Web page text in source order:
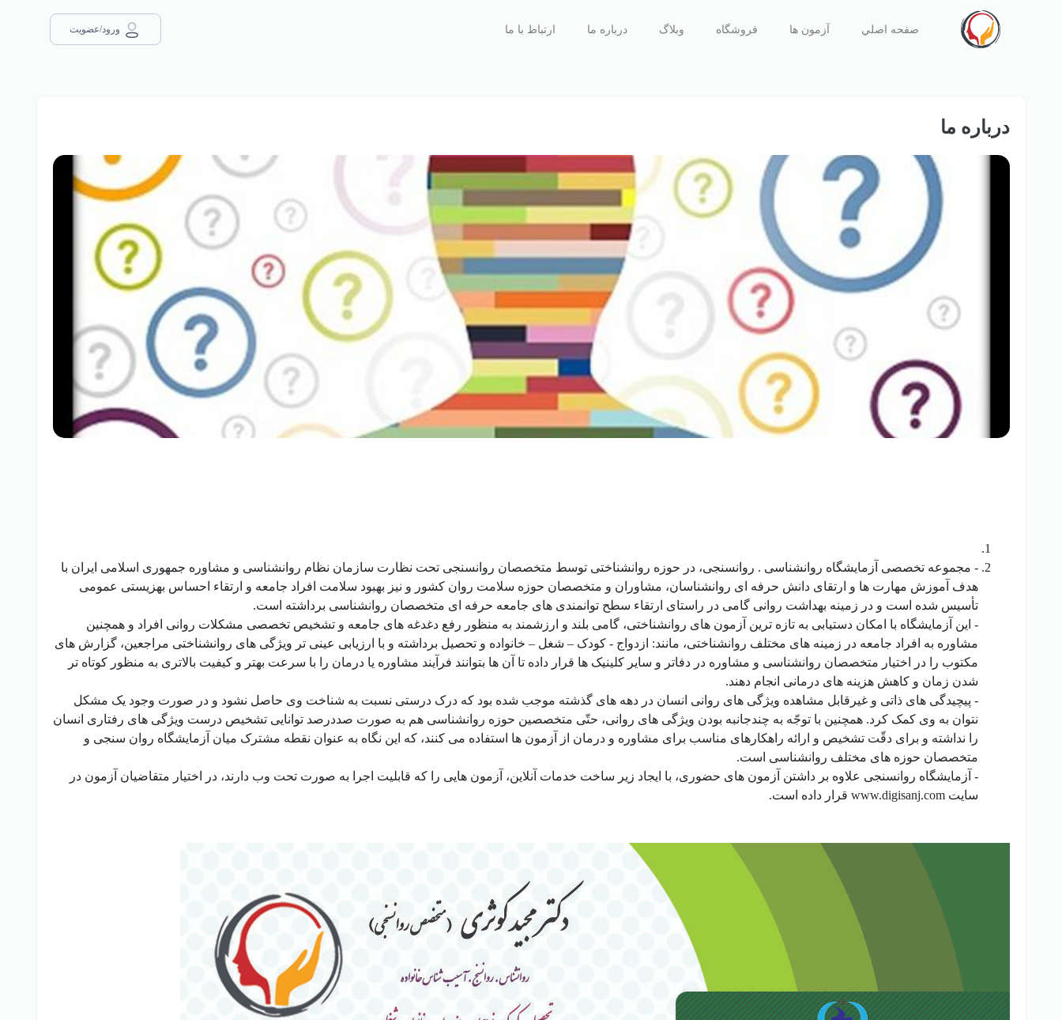
صفحه اصلي آزمون ها فروشگاه وبلاگ درباره ما ارتباط با ما ورود/عضویت
درباره ما
- مجموعه تخصصی آزمایشگاه روانشناسی . روانسنجی، در حوزه روانشناختی توسط متخصصان روانسنجی تحت نظارت سازمان نظام روانشناسی و مشاوره جمهوری اسلامی ایران با
هدف آموزش مهارت ها و ارتقای دانش حرفه ای روانشناسان، مشاوران و متخصصان حوزه سلامت روان کشور و نیز بهبود سلامت افراد جامعه و ارتقاء احساس بهزیستی عمومی
تأسیس شده است و در زمینه بهداشت روانی گامی در راستای ارتقاء سطح توانمندی های جامعه حرفه ای متخصصان روانشناسی برداشته است.
- این آزمایشگاه با امکان دستیابی به تازه ترین آزمون های روانشناختی، گامی بلند و ارزشمند به منظور رفع دغدغه های جامعه و تشخیص تخصصی مشکلات روانی افراد و همچنین
مشاوره به افراد جامعه در زمینه های مختلف روانشناختی، مانند: ازدواج - کودک – شغل – خانواده و تحصیل برداشته و با ارزیابی عینی تر ویژگی های روانشناختی مراجعین، گزارش های
مکتوب را در اختیار متخصصان روانشناسی و مشاوره در دفاتر و سایر کلینیک ها قرار داده تا آن ها بتوانند فرآیند مشاوره یا درمان را با سرعت بهتر و کیفیت بالاتری به منظور کوتاه تر
شدن زمان و کاهش هزینه های درمانی انجام دهند.
- پیچیدگی های ذاتی و غیرقابل مشاهده ویژگی های روانی انسان در دهه های گذشته موجب شده بود که درک درستی نسبت به شناخت وی حاصل نشود و در صورت وجود یک مشکل
نتوان به وی کمک کرد. همچنین با توجّه به چندجانبه بودن ویژگی های روانی، حتّی متخصصین حوزه روانشناسی هم به صورت صددرصد توانایی تشخیص درست ویژگی های رفتاری انسان
را نداشته و برای دقّت تشخیص و ارائه راهکارهای مناسب برای مشاوره و درمان از آزمون ها استفاده می کنند، که این نگاه به عنوان نقطه مشترک میان آزمایشگاه روان سنجی و
متخصصان حوزه های مختلف روانشناسی است.
- آزمایشگاه روانسنجی علاوه بر داشتن آزمون های حضوری، با ایجاد زیر ساخت خدمات آنلاین، آزمون هایی را که قابلیت اجرا به صورت تحت وب دارند، در اختیار متقاضیان آزمون در
سایت www.digisanj.com قرار داده است.